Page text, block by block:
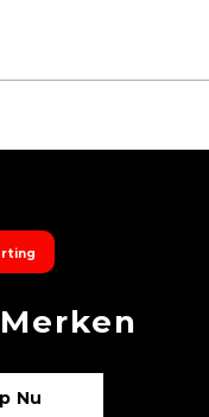
Nu